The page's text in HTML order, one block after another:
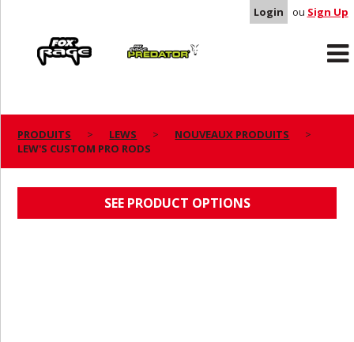
Login ou Sign Up
Predator
PRODUITS LEWS
NOUVEAUX PRODUITS
LEW'S CUSTOM PRO RODS
SEE PRODUCT OPTIONS